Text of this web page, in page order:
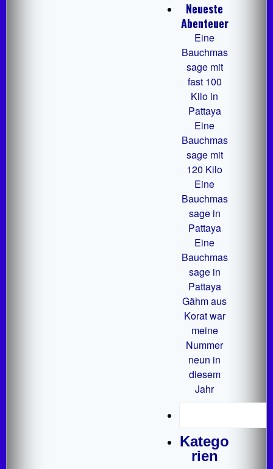
Neueste
Abenteuer
Eine
Bauchmas
sage mit
fast 100
Kilo in
Pattaya
Eine
Bauchmas
sage mit
120 Kilo
Eine
Bauchmas
sage in
Pattaya
Eine
Bauchmas
sage in
Pattaya
Gähm aus
Korat war
meine
Nummer
neun in
diesem
Jahr
Katego
rien